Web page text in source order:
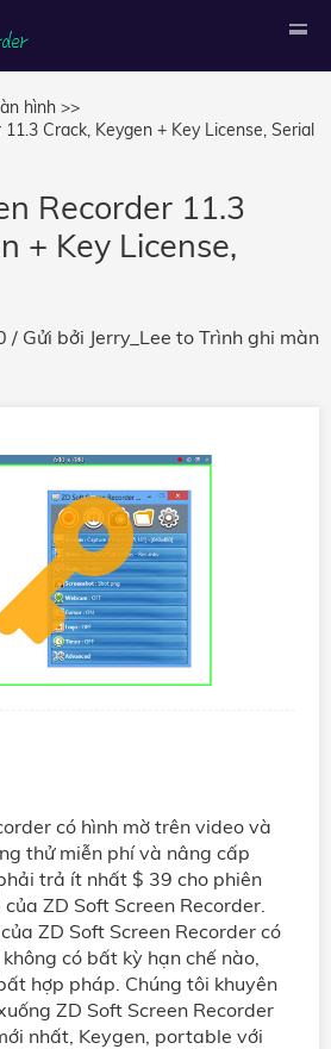
hình >>
Crack, Keygen + Key License, Serial
Recorder 11.3
+ Key License,
/ Gửi bởi Jerry_Lee to Trình ghi màn
có hình mờ trên video và
thử miễn phí và nâng cấp
trả ít nhất $ 39 cho phiên
ZD Soft Screen Recorder.
ZD Soft Screen Recorder có
có bất kỳ hạn chế nào,
hợp pháp. Chúng tôi khuyên
ZD Soft Screen Recorder
nhất, Keygen, portable với